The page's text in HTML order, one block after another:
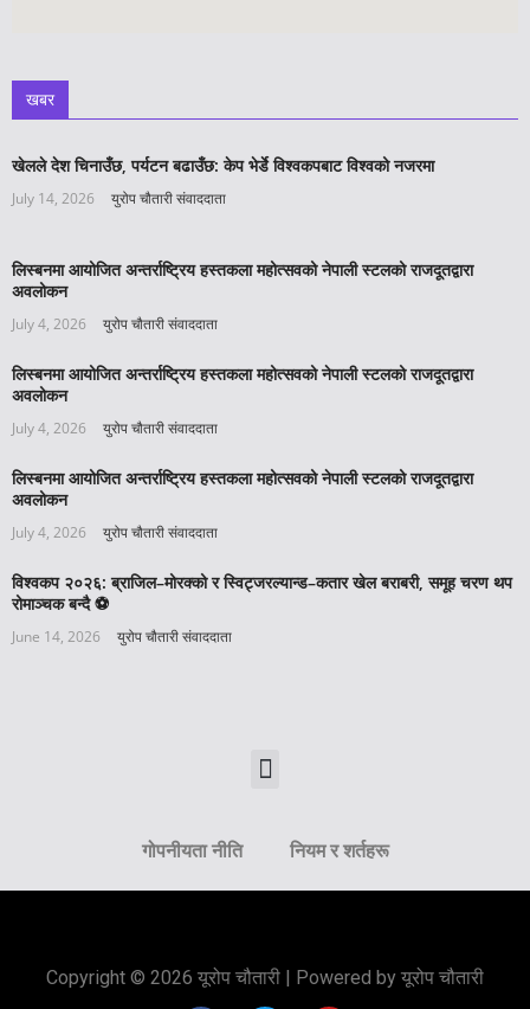
खबर
खेलले देश चिनाउँछ, पर्यटन बढाउँछ: केप भेर्डे विश्वकपबाट विश्वको नजरमा
July 14, 2026 युरोप चौतारी संवाददाता
लिस्बनमा आयोजित अन्तर्राष्ट्रिय हस्तकला महोत्सवको नेपाली स्टलको राजदूतद्वारा
अवलोकन
July 4, 2026 युरोप चौतारी संवाददाता
लिस्बनमा आयोजित अन्तर्राष्ट्रिय हस्तकला महोत्सवको नेपाली स्टलको राजदूतद्वारा
अवलोकन
July 4, 2026 युरोप चौतारी संवाददाता
लिस्बनमा आयोजित अन्तर्राष्ट्रिय हस्तकला महोत्सवको नेपाली स्टलको राजदूतद्वारा
अवलोकन
July 4, 2026 युरोप चौतारी संवाददाता
विश्वकप २०२६: ब्राजिल–मोरक्को र स्विट्जरल्यान्ड–कतार खेल बराबरी, समूह चरण थप
रोमाञ्चक बन्दै ⚽️
June 14, 2026 युरोप चौतारी संवाददाता
गोपनीयता नीति नियम र शर्तहरू
Copyright © 2026 यूरोप चौतारी | Powered by यूरोप चौतारी